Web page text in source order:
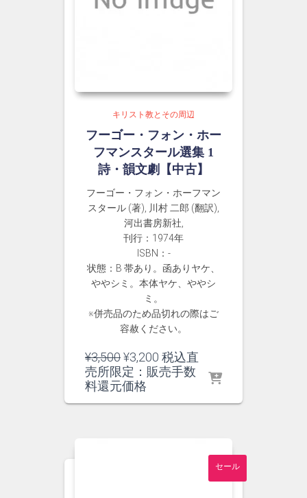
キリスト教とその周辺
フーゴー・フォン・ホー
フマンスタール選集 1
詩・韻文劇【中古】
フーゴー・フォン・ホーフマン
スタール (著), 川村 二郎 (翻訳),
河出書房新社,
刊行：1974年
ISBN：-
状態：B 帯あり。函ありヤケ、
ややシミ。本体ヤケ、ややシ
ミ。
※併売品のため品切れの際はご
容赦ください。
¥3,500元
の
価
¥3,200 現
在
税込直
売所限定：販売手数
料還元価格
セール